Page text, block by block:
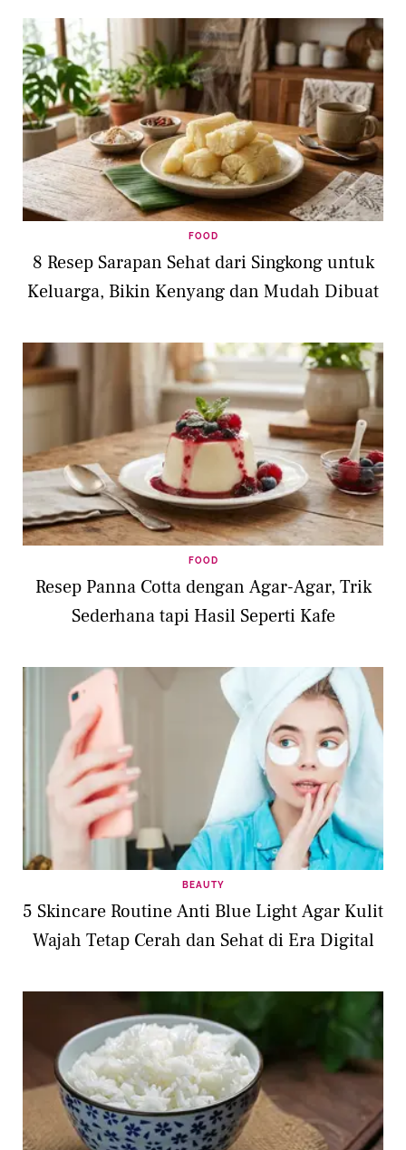
FOOD
8 Resep Sarapan Sehat dari Singkong untuk
Keluarga, Bikin Kenyang dan Mudah Dibuat
FOOD
Resep Panna Cotta dengan Agar-Agar, Trik
Sederhana tapi Hasil Seperti Kafe
BEAUTY
5 Skincare Routine Anti Blue Light Agar Kulit
Wajah Tetap Cerah dan Sehat di Era Digital